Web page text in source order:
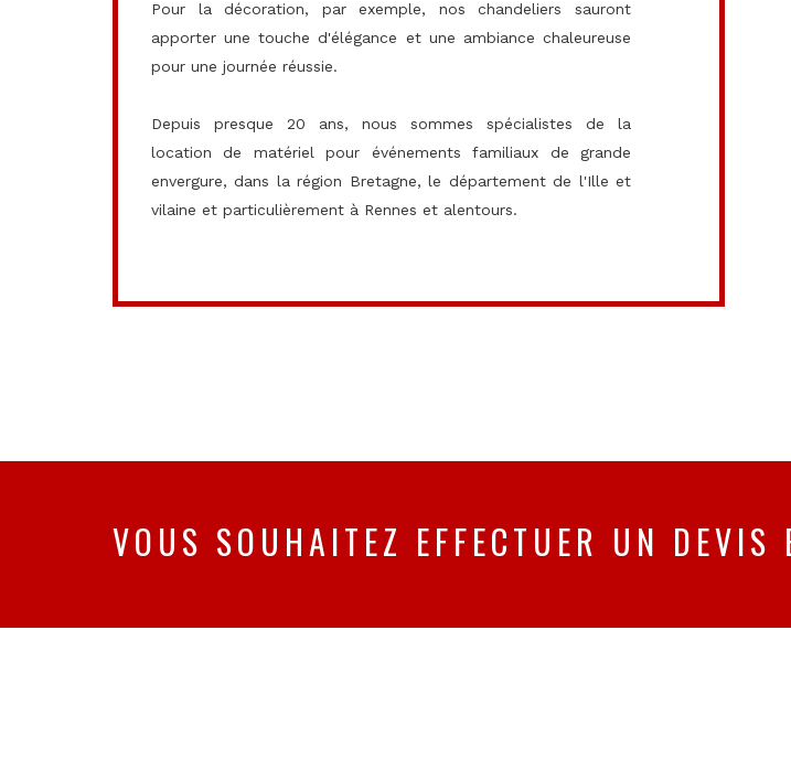
Pour la décoration, par exemple, nos chandeliers sauront
apporter une touche d'élégance et une ambiance chaleureuse
pour une journée réussie.
Depuis presque 20 ans, nous sommes spécialistes de la
location de matériel pour événements familiaux de grande
envergure, dans la région Bretagne, le département de l'Ille et
vilaine et particulièrement à Rennes et alentours.
VOUS SOUHAITEZ EFFECTUER UN DEVIS